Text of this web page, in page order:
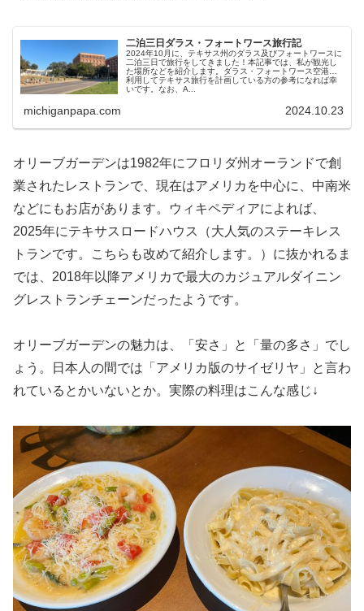
二泊三日ダラス・フォートワース旅行記
2024年10月に、テキサス州のダラス及びフォートワースに
二泊三日で旅行をしてきました！本記事では、私が観光し
た場所などを紹介します。ダラス・フォートワース空港を
利用してテキサス旅行を計画している方の参考になれば幸
いです。なお、A...
michiganpapa.com 2024.10.23
オリーブガーデンは1982年にフロリダ州オーランドで創
業されたレストランで、現在はアメリカを中心に、中南米
などにもお店があります。ウィキペディアによれば、
2025年にテキサスロードハウス（大人気のステーキレス
トランです。こちらも改めて紹介します。）に抜かれるま
では、2018年以降アメリカで最大のカジュアルダイニン
グレストランチェーンだったようです。
オリーブガーデンの魅力は、「安さ」と「量の多さ」でし
ょう。日本人の間では「アメリカ版のサイゼリヤ」と言わ
れているとかいないとか。実際の料理はこんな感じ↓